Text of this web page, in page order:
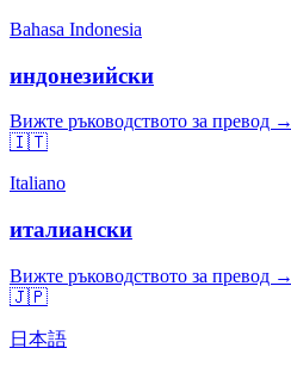
Bahasa Indonesia
индонезийски
Вижте ръководството за превод →
🇮🇹
Italiano
италиански
Вижте ръководството за превод →
🇯🇵
日本語